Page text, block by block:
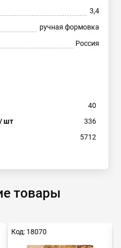
3,4
ручная формовка
Россия
40
шт
336
5712
товары
Код: 18070